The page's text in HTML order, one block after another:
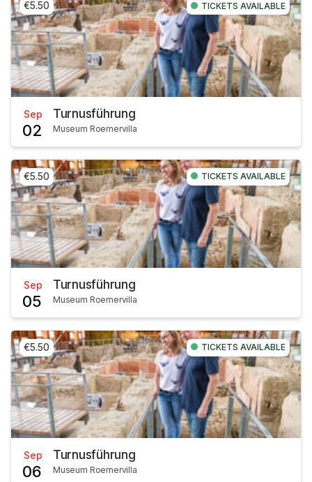
€5.50 TICKETS AVAILABLE
Sep
02
Turnusführung
Museum Roemervilla
€5.50 TICKETS AVAILABLE
Sep
05
Turnusführung
Museum Roemervilla
€5.50 TICKETS AVAILABLE
Sep
06
Turnusführung
Museum Roemervilla